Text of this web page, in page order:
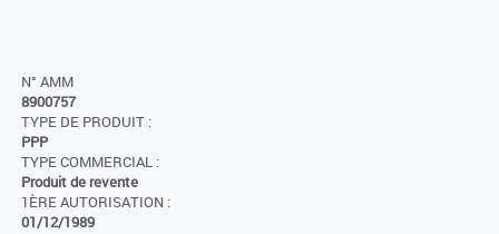
N° AMM
8900757
TYPE DE PRODUIT :
PPP
TYPE COMMERCIAL :
Produit de revente
1ÈRE AUTORISATION :
01/12/1989